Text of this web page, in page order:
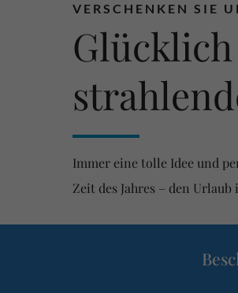
VERSCHENKEN SIE
Immer eine tolle Idee und
Zeit des Jahres – den